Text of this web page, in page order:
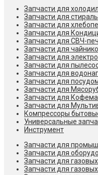
Запчасти для
Запчасти для
Запчасти для
Запчасти для
Запчасти для СВЧ-
Запчасти для
Запчасти для
Запчасти для
Запчасти для
Запчасти для
Запчасти для
Запчасти для
Запчасти для
Компрессоры
Универсальные
Инструмент
Запчасти для
Запчасти для
Запчасти для
Запчасти для